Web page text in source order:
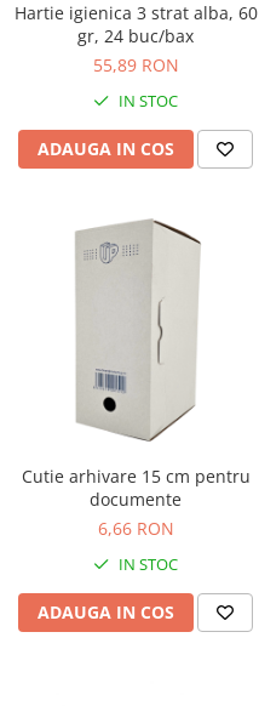
Hartie igienica 3 strat alba, 60
gr, 24 buc/bax
55,89 RON
IN STOC
ADAUGA IN COS
Cutie arhivare 15 cm pentru
documente
6,66 RON
IN STOC
ADAUGA IN COS